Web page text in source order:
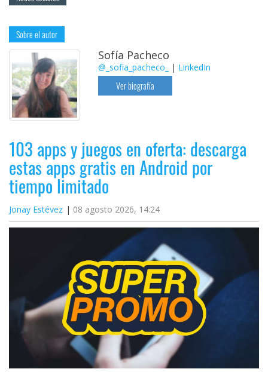
Sobre el autor
Sofía Pacheco
@_sofia_pacheco_ | LinkedIn
Ver biografía
103 apps y juegos en oferta: descarga
estas apps gratis en Android por
tiempo limitado
Jonay Estévez 08 agosto 2026, 14:24